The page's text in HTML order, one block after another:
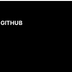
GITHUB